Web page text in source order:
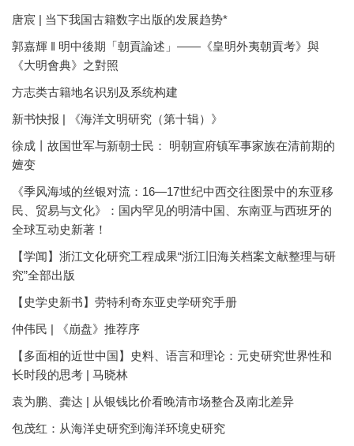
唐宸 | 当下我国古籍数字出版的发展趋势*
郭嘉輝 ‖ 明中後期「朝貢論述」——《皇明外夷朝貢考》與
《大明會典》之對照
方志类古籍地名识别及系统构建
新书快报 | 《海洋文明研究（第十辑）》
徐成丨故国世军与新朝士民： 明朝宣府镇军事家族在清前期的
嬗变
《季风海域的丝银对流：16—17世纪中西交往图景中的东亚移
民、贸易与文化》：国内罕见的明清中国、东南亚与西班牙的
全球互动史新著！
【学闻】浙江文化研究工程成果“浙江旧海关档案文献整理与研
究”全部出版
【史学史新书】劳特利奇东亚史学研究手册
仲伟民 | 《崩盘》推荐序
【多面相的近世中国】史料、语言和理论：元史研究世界性和
长时段的思考 | 马晓林
袁为鹏、龚达 | 从银钱比价看晚清市场整合及南北差异
包茂红：从海洋史研究到海洋环境史研究